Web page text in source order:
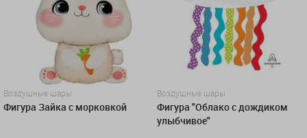
Воздушные шары
Фигура Зайка с морковкой
Воздушные шары
Фигура "Облако с дождиком
улыбчивое"